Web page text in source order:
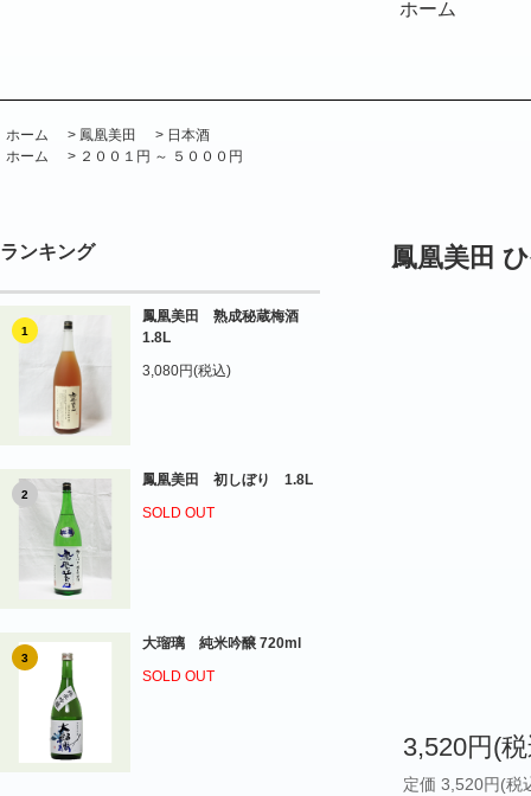
ホーム
ホーム > 鳳凰美田 > 日本酒
ホーム
> ２００１円 ～ ５０００円
ランキング
1
鳳凰美田 熟成秘蔵梅酒
1.8L
3,080円(税込)
2
鳳凰美田 初しぼり 1.8L
SOLD OUT
3
大瑠璃 純米吟醸 720ml
SOLD OUT
鳳凰美田
3,520円(
定価 3,520円(税